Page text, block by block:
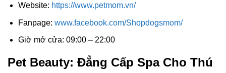
Website: https://www.petmom.vn/
Fanpage: www.facebook.com/Shopdogsmom/
Giờ mở cửa: 09:00 – 22:00
Pet Beauty: Đẳng Cấp Spa Cho Thú